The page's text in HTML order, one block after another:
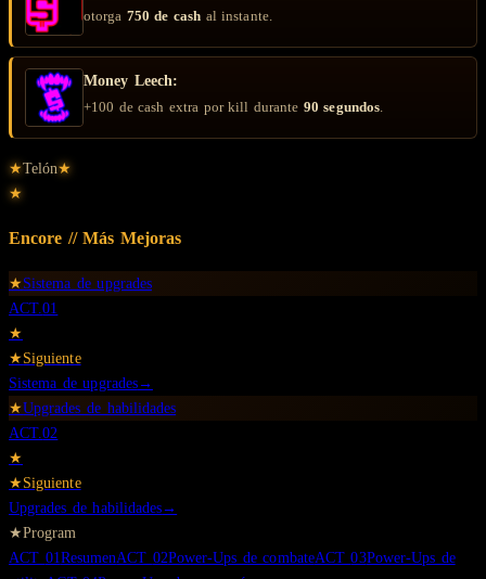
otorga 750 de cash al instante.
Money Leech:
+100 de cash extra por kill durante 90 segundos.
★Telón★
★
Encore // Más Mejoras
★Sistema de upgrades
ACT.01
★
★Siguiente
Sistema de upgrades→
★Upgrades de habilidades
ACT.02
★
★Siguiente
Upgrades de habilidades→
★Program
ACT 01 ResumenACT 02Power-Ups de combateACT03Power-Ups de